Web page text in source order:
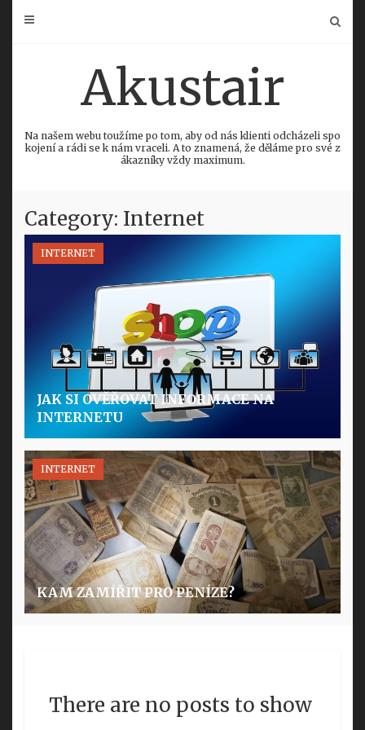
Akustair
Na našem webu toužíme po tom, aby od nás klienti odcházeli spo
kojení a rádi se k nám vraceli. A to znamená, že děláme pro své z
ákazníky vždy maximum.
Category: Internet
JAK SI OVĚŘOVAT INFORMACE NA
INTERNETU
INTERNET
KAM ZAMÍŘIT PRO PENÍZE?
INTERNET
There are no posts to show